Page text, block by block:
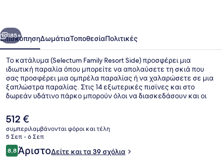
Επόμενο
185+
ΕπισκόπησηΔωμάτιαΤοποθεσίαΠολιτικές
Το κατάλυμα (Selectum Family Resort Side) προσφέρει μια
ιδιωτική παραλία όπου μπορείτε να απολαύσετε τη σκιά που
σας προσφέρει μια ομπρέλα παραλίας ή να χαλαρώσετε σε μια
ξαπλώστρα παραλίας. Στις 14 εξωτερικές πισίνες και στο
δωρεάν υδάτινο πάρκο μπορούν όλοι να διασκεδάσουν και οι
επισκεφτούν το σπα για να απολαύσουν μασάζ και θεραπείες
περιποίησης σώματος. Στις επιλογές φαγητού περιλαμβάνονται
include 7 εστιατόρια, ενώ τα 11 μπαρ/lounge είναι εξαιρετικά
μέρη για να απολαύσετε ένα δροσερό ποτό. Άλλες παροχές που
προσφέρονται σε αυτό το ξενοδοχείο (πολυτελείας) είναι
εσωτερική πισίνα, νυχτερινό κλαμπ και δωρεάν κλαμπ για
Η
τρέχουσα
τιμή
είναι
512 €
512 €
συμπεριλαμβάνονται φόροι και τέλη
5 Σεπ - 6 Σεπ
Σχόλια
8,88,8 στα 10
ΆριστοΔείτε και τα 39 σχόλια